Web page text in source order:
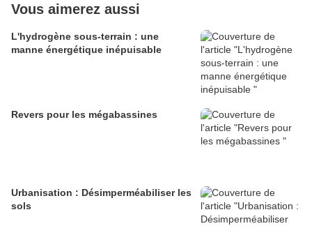
Vous aimerez aussi
L'hydrogène sous-terrain : une
manne énergétique inépuisable
Revers pour les mégabassines
Urbanisation : Désimperméabiliser les
sols